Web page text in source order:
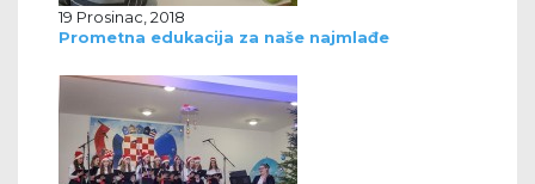
19 Prosinac, 2018
Prometna edukacija za naše najmlađe